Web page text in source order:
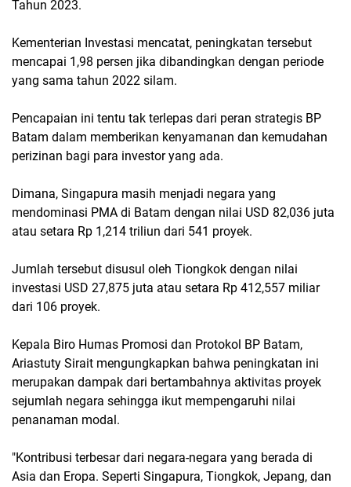
Tahun 2023.
Kementerian Investasi mencatat, peningkatan tersebut
mencapai 1,98 persen jika dibandingkan dengan periode
yang sama tahun 2022 silam.
Pencapaian ini tentu tak terlepas dari peran strategis BP
Batam dalam memberikan kenyamanan dan kemudahan
perizinan bagi para investor yang ada.
Dimana, Singapura masih menjadi negara yang
mendominasi PMA di Batam dengan nilai USD 82,036 juta
atau setara Rp 1,214 triliun dari 541 proyek.
Jumlah tersebut disusul oleh Tiongkok dengan nilai
investasi USD 27,875 juta atau setara Rp 412,557 miliar
dari 106 proyek.
Kepala Biro Humas Promosi dan Protokol BP Batam,
Ariastuty Sirait mengungkapkan bahwa peningkatan ini
merupakan dampak dari bertambahnya aktivitas proyek
sejumlah negara sehingga ikut mempengaruhi nilai
penanaman modal.
"Kontribusi terbesar dari negara-negara yang berada di
Asia dan Eropa. Seperti Singapura, Tiongkok, Jepang, dan